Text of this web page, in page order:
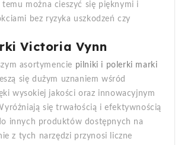
temu można cieszyć się pięknymi i
bez ryzyka uszkodzeń czy
Victoria Vynn
asortymencie pilniki i polerki marki
się dużym uznaniem wśród
wysokiej jakości oraz innowacyjnym
się trwałością i efektywnością
innych produktów dostępnych na
z tych narzędzi przynosi liczne